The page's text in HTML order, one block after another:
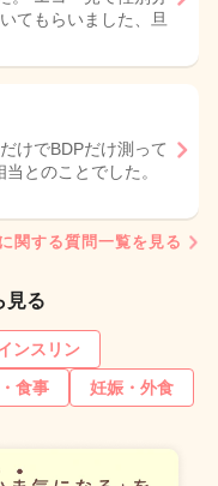
てもらいました、旦
けでBDPだけ測って
とのことでした。
関する質問一覧を見る
見る
ンスリン
食事 妊娠・外食